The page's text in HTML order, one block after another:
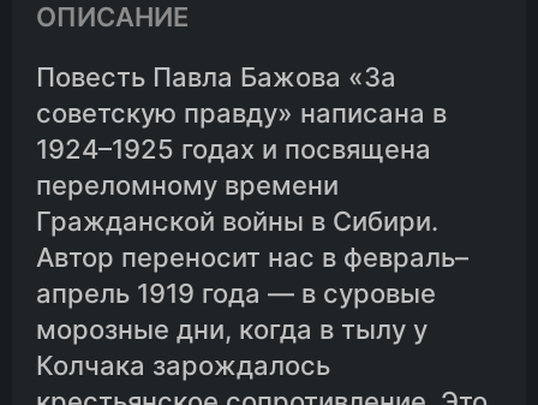
ОПИСАНИЕ
Повесть Павла Бажова «За
советскую правду» написана в
1924–1925 годах и посвящена
переломному времени
Гражданской войны в Сибири.
Автор переносит нас в февраль–
апрель 1919 года — в суровые
морозные дни, когда в тылу у
Колчака зарождалось